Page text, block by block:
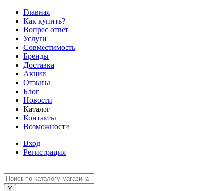
Главная
Как купить?
Вопрос ответ
Услуги
Совместимость
Бренды
Доставка
Акции
Отзывы
Блог
Новости
Каталог
Контакты
Возможности
Вход
Регистрация